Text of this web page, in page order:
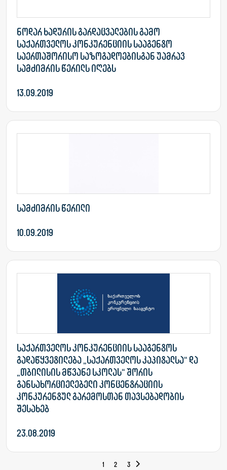
ნოდარ ხადურის გარდაცვალების გამო
საქართველოს კონკურენციის სააგენტო
საერთაშორისო საზოგადოებისგან უამრავ
სამძიმრის წერილს იღებს
13.09.2019
სამძიმრის წერილი
10.09.2019
საქართველოს კონკურენციის სააგენტოს
გადაწყვეტილება „საქართველოს კაპიტალსა“ და
„თბილისის მწვანე სკოლას“ შორის
განსახორციელებელი კონცენტრაციის
კონკურენტულ გარემოსთან თავსებადობის
შესახებ
23.08.2019
1 2 3